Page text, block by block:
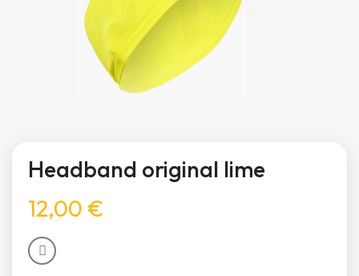
Headband original lime
12,00 €